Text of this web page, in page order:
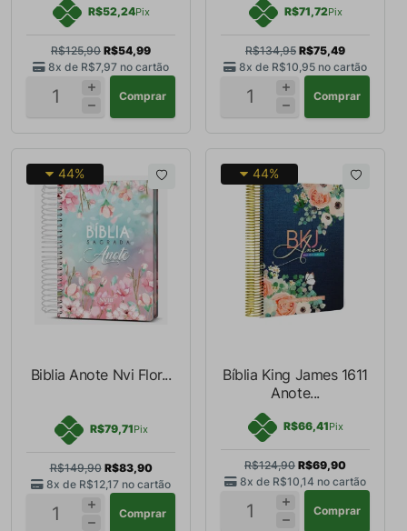
R$52,24Pix
R$125,90 R$54,99
8x de R$7,97 no cartão
Comprar
R$71,72Pix
R$134,95 R$75,49
8x de R$10,95 no cartão
Comprar
44%
Biblia Anote Nvi Flor...
R$79,71Pix
R$149,90 R$83,90
8x de R$12,17 no cartão
Comprar
44%
Bíblia King James 1611
Anote...
R$66,41Pix
R$124,90 R$69,90
8x de R$10,14 no cartão
Comprar